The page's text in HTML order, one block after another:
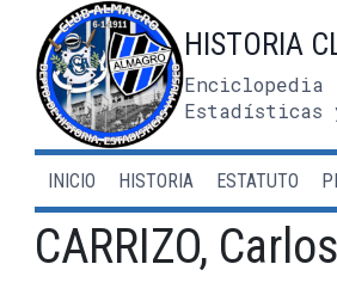
contenido
HISTORIA
Enciclopedia
Estadísticas
INICIO HISTORIA ESTATUTO
CARRIZO,